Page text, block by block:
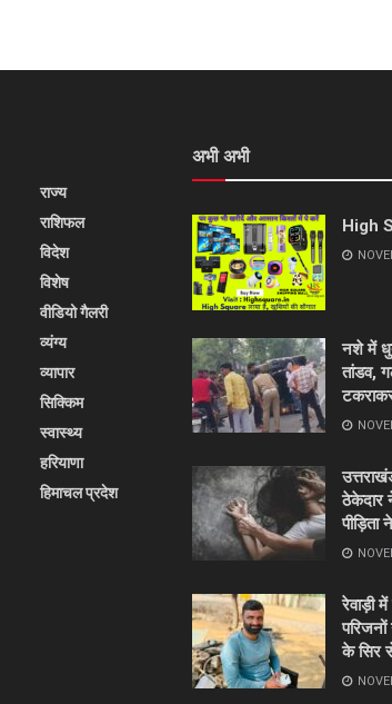
राज्य
राशिफल
विदेश
विशेष
वीडियो गैलरी
व्यंग्य
व्यापार
सिक्किम
स्वास्थ्य
हरियाणा
हिमाचल प्रदेश
अभी अभी
High
नशे में
तांडव,
ठेकेदार
रेवाड़ी
के सिर से